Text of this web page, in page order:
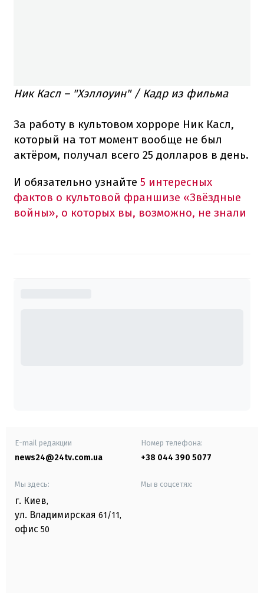
Ник Касл – "Хэллоуин" / Кадр из фильма
За работу в культовом хорроре Ник Касл,
который на тот момент вообще не был
актёром, получал всего 25 долларов в день.
И обязательно узнайте 5 интересных
фактов о культовой франшизе «Звёздные
войны», о которых вы, возможно, не знали
E-mail редакции
news24@24tv.com.ua
Номер телефона:
+38 044 390 5077
Мы здесь:
г. Киев,
ул. Владимирская 61/11,
офис 50
Мы в соцсетях: